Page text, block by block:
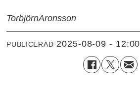
TorbjörnAronsson
PUBLICERAD 2025-08-09 - 12:00